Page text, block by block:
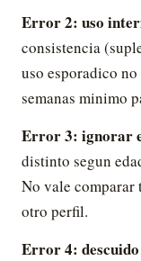
Error 2: uso
consistencia
uso esporadico
semanas minimo
Error 3: ignorar
distinto segun
No vale comparar
otro perfil.
Error 4: